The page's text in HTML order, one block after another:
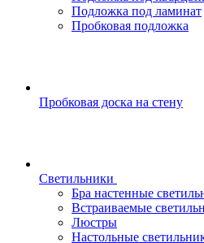
Подложка под ламинат
Пробковая подложка
Пробковая доска на стену
Светильники
Бра настенные
Встраиваемые
Люстры
Настольные